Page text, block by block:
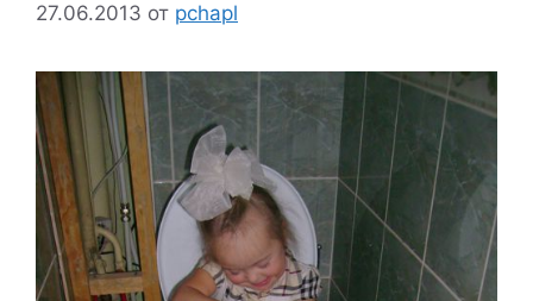
27.06.2013 от pchapl